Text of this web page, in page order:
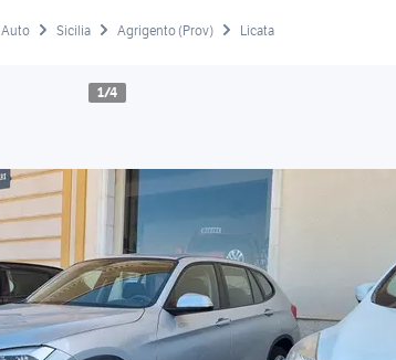
Auto Sicilia Agrigento (Prov) Licata
1/4